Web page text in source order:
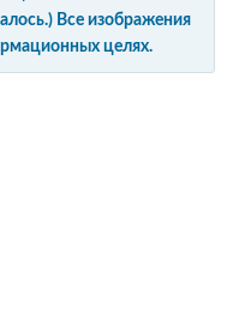
Все изображения
целях.